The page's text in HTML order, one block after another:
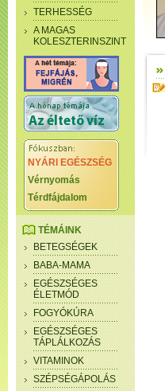
TERHESSÉG
A MAGAS
KOLESZTERINSZINT
NYÁRI EGÉSZSÉG
Vérnyomás
Térdfájdalom
TÉMÁINK
BETEGSÉGEK
BABA-MAMA
EGÉSZSÉGES
ÉLETMÓD
FOGYÓKÚRA
EGÉSZSÉGES
TÁPLÁLKOZÁS
VITAMINOK
SZÉPSÉGÁPOLÁS